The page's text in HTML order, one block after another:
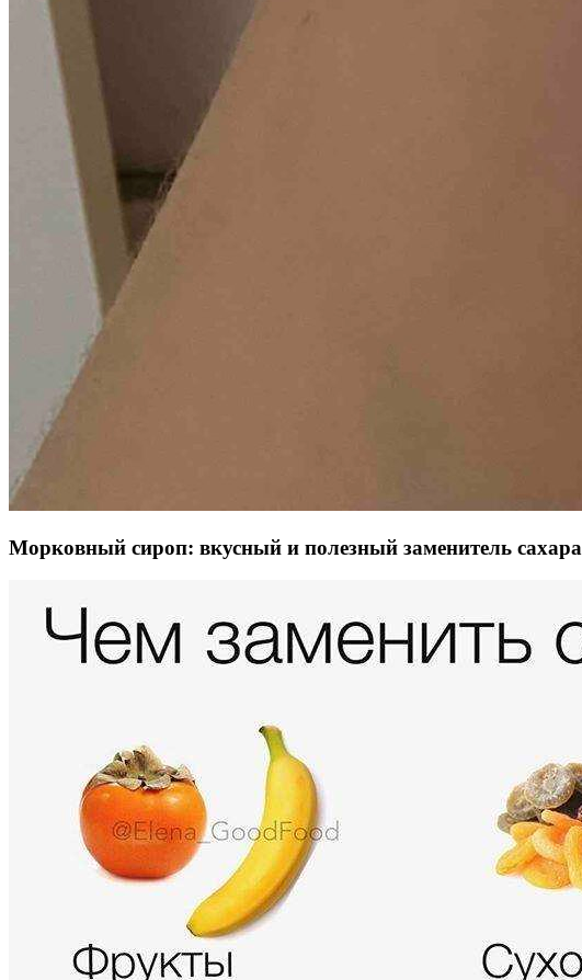
Морковный сироп: вкусный и полезный заменитель сахара